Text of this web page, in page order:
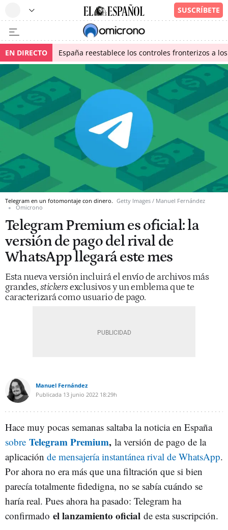
EN DIRECTO España reestablece los controles fronterizos a
Telegram en un fotomontaje con dinero. Getty Images / Manuel Fernández
Omicrono
Telegram Premium es oficial: la
versión de pago del rival de
WhatsApp llegará este mes
Esta nueva versión incluirá el envío de archivos más
grandes,stickersexclusivos y un emblema que te
caracterizará como usuario de pago.
Manuel Fernández
Publicada 13 junio 2022 18:29h
Hace muy pocas semanas saltaba la noticia en España
sobre Telegram Premium, la versión de pago de la
aplicación de mensajería instantánea rival de WhatsApp.
Por ahora no era más que una filtración que si bien
parecía totalmente fidedigna, no se sabía cuándo se
haría real. Pues ahora ha pasado: Telegram ha
confirmado el lanzamiento oficial de esta suscripción.